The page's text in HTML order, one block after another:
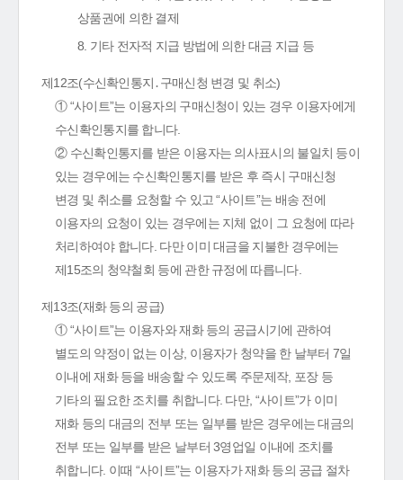
상품권에 의한 결제
8. 기타 전자적 지급 방법에 의한 대금 지급 등
제12조(수신확인통지․구매신청 변경 및 취소)
① “사이트”는 이용자의 구매신청이 있는 경우 이용자에게
수신확인통지를 합니다.
② 수신확인통지를 받은 이용자는 의사표시의 불일치 등이
있는 경우에는 수신확인통지를 받은 후 즉시 구매신청
변경 및 취소를 요청할 수 있고 “사이트”는 배송 전에
이용자의 요청이 있는 경우에는 지체 없이 그 요청에 따라
처리하여야 합니다. 다만 이미 대금을 지불한 경우에는
제15조의 청약철회 등에 관한 규정에 따릅니다.
제13조(재화 등의 공급)
① “사이트”는 이용자와 재화 등의 공급시기에 관하여
별도의 약정이 없는 이상, 이용자가 청약을 한 날부터 7일
이내에 재화 등을 배송할 수 있도록 주문제작, 포장 등
기타의 필요한 조치를 취합니다. 다만, “사이트”가 이미
재화 등의 대금의 전부 또는 일부를 받은 경우에는 대금의
전부 또는 일부를 받은 날부터 3영업일 이내에 조치를
취합니다. 이때 “사이트”는 이용자가 재화 등의 공급 절차